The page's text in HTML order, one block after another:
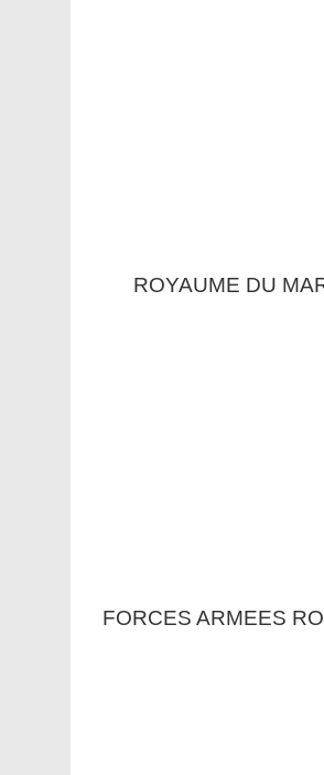
ROYAUME DU
FORCES ARMEES